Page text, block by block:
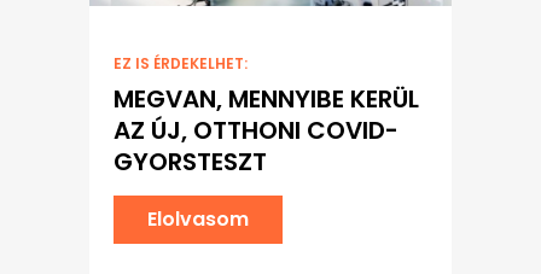
EZ IS ÉRDEKELHET:
MEGVAN, MENNYIBE KERÜL
AZ ÚJ, OTTHONI COVID-
GYORSTESZT
Elolvasom